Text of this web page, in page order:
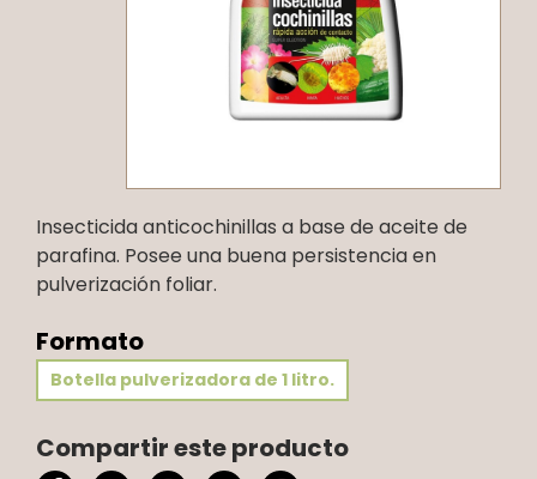
Insecticida anticochinillas a base de aceite de
parafina. Posee una buena persistencia en
pulverización foliar.
Formato
Botella pulverizadora de 1 litro.
Compartir este producto